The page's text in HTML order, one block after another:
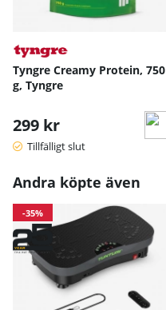
Tyngre Creamy Protein, 750
g, Tyngre
299 kr
Tillfälligt slut
Andra köpte även
-35%